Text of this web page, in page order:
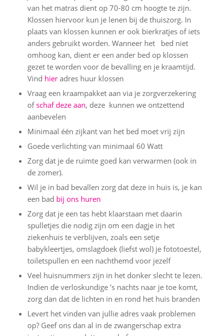
van het matras dient op 70-80 cm hoogte te zijn.
Klossen hiervoor kun je lenen bij de thuiszorg. In
plaats van klossen kunnen er ook bierkratjes of iets
anders gebruikt worden. Wanneer het bed niet
omhoog kan, dient er een ander bed op klossen
gezet te worden voor de bevalling en je kraamtijd.
Vind hieradres huur klossen
Vraag een kraampakket aan via je zorgverzekering
ofschaf deze aan, deze kunnen we ontzettend
aanbevelen
Minimaal één zijkant van het bed moet vrij zijn
Goede verlichting van minimaal 60 Watt
Zorg dat je de ruimte goed kan verwarmen (ook in
de zomer).
Wil je in bad bevallen zorg dat deze in huis is, je kan
een bad bij ons huren
Zorg dat je een tas hebt klaarstaan met daarin
spulletjes die nodig zijn om een dagje in het
ziekenhuis te verblijven, zoals een setje
babykleertjes, omslagdoek (liefst wol) je fototoestel,
toiletspullen en een nachthemd voor jezelf
Veel huisnummers zijn in het donker slecht te lezen.
Indien de verloskundige ’s nachts naar je toe komt,
zorg dan dat de lichten in en rond het huis branden
Levert het vinden van jullie adres vaak problemen
op? Geef ons dan al in de zwangerschap extra